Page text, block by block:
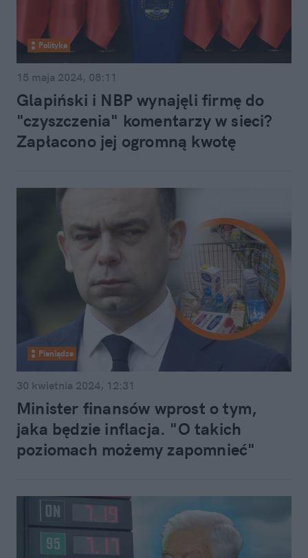
Polityka
15 maja 2024, 08:11
Glapiński i NBP wynajęli firmę do
"czyszczenia" komentarzy w sieci?
Zapłacono jej ogromną kwotę
Pieniądze
30 kwietnia 2024, 12:31
Minister finansów wprost o tym,
jaka będzie inflacja. "O takich
poziomach możemy zapomnieć"